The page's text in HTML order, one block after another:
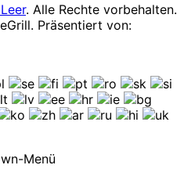
. Alle Rechte vorbehalten.
Präsentiert von: